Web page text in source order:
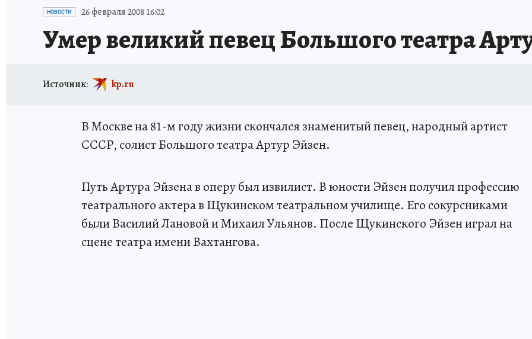
ИСПЫТАНО НА СЕБЕ
НОВОСТИ 26 февраля 2008 16:02
Умер великий певец Большого театра
Источник: kp.ru
В Москве на 81-м году жизни скончался знаменитый певец, народный артист
СССР, солист Большого театра Артур Эйзен.
Путь Артура Эйзена в оперу был извилист. В юности Эйзен получил профессию
театрального актера в Щукинском театральном училище. Его сокурсниками
были Василий Лановой и Михаил Ульянов. После Щукинского Эйзен играл на
сцене театра имени Вахтангова.